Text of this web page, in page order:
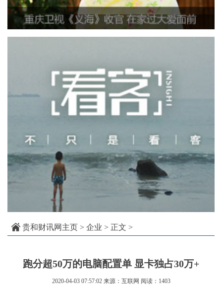
贵和财讯网主页 > 企业 > 正文 >
跑分超50万的电脑配置单 显卡独占30万+
2020-04-03 07:57:02 来源：互联网 阅读：1403